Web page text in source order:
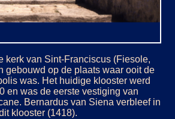
kerk van Sint-Franciscus (Fiesole,
gebouwd op de plaats waar ooit de
was. Het huidige klooster werd
en was de eerste vestiging van
Bernardus van Siena verbleef in
klooster (1418).